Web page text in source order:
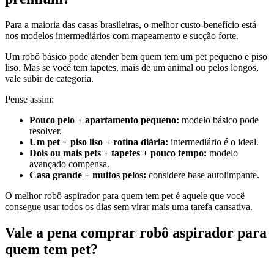
Para a maioria das casas brasileiras, o melhor custo-benefício está
nos modelos intermediários com mapeamento e sucção forte.
Um robô básico pode atender bem quem tem um pet pequeno e piso
liso. Mas se você tem tapetes, mais de um animal ou pelos longos,
vale subir de categoria.
Pense assim:
Pouco pelo + apartamento pequeno: modelo básico pode
resolver.
Um pet + piso liso + rotina diária: intermediário é o ideal.
Dois ou mais pets + tapetes + pouco tempo: modelo
avançado compensa.
Casa grande + muitos pelos: considere base autolimpante.
O melhor robô aspirador para quem tem pet é aquele que você
consegue usar todos os dias sem virar mais uma tarefa cansativa.
Vale a pena comprar robô aspirador para
quem tem pet?